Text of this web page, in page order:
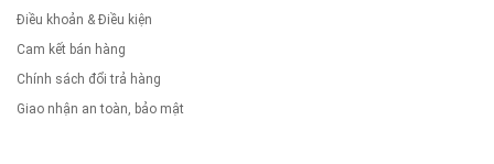
Điều khoản & Điều kiện
Cam kết bán hàng
Chính sách đổi trả hàng
Giao nhận an toàn, bảo mật